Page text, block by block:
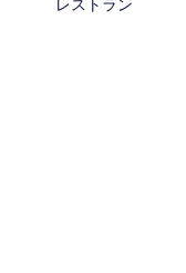
レストラン